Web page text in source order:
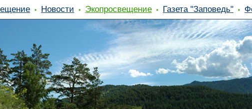
Новости Экопросвещение Газета "Заповедь"